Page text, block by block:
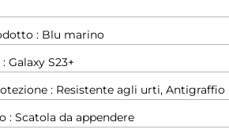
: Blu marino
Galaxy S23+
: Resistente agli urti, Antigraffio
: Scatola da appendere